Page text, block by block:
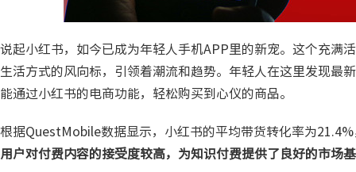
说起小红书，如今已成为年轻人手机APP里的新宠。这个充满
生活方式的风向标，引领着潮流和趋势。年轻人在这里发现最
能通过小红书的电商功能，轻松购买到心仪的商品。
根据QuestMobile数据显示，小红书的平均带货转化率为
用户对付费内容的接受度较高，为知识付费提供了良好的市场